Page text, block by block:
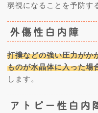
弱視になることを予防す
外傷性白内障
打撲などの強い圧力がか
ものが水晶体に入った場
します。
アトピー性白内